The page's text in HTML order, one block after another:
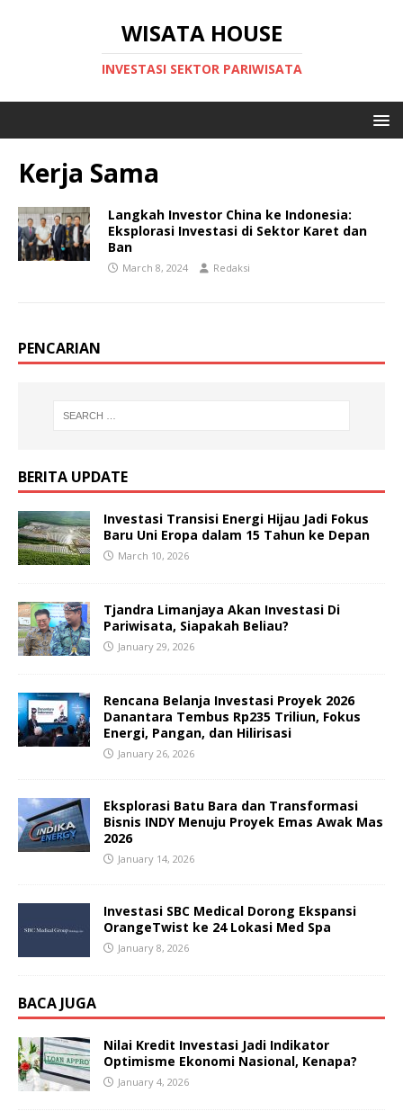
WISATA HOUSE
INVESTASI SEKTOR PARIWISATA
Kerja Sama
Langkah Investor China ke Indonesia:
Eksplorasi Investasi di Sektor Karet dan
Ban
March 8, 2024 Redaksi
PENCARIAN
BERITA UPDATE
Investasi Transisi Energi Hijau Jadi Fokus
Baru Uni Eropa dalam 15 Tahun ke Depan
March 10, 2026
Tjandra Limanjaya Akan Investasi Di
Pariwisata, Siapakah Beliau?
January 29, 2026
Rencana Belanja Investasi Proyek 2026
Danantara Tembus Rp235 Triliun, Fokus
Energi, Pangan, dan Hilirisasi
January 26, 2026
Eksplorasi Batu Bara dan Transformasi
Bisnis INDY Menuju Proyek Emas Awak Mas
2026
January 14, 2026
Investasi SBC Medical Dorong Ekspansi
OrangeTwist ke 24 Lokasi Med Spa
January 8, 2026
BACA JUGA
Nilai Kredit Investasi Jadi Indikator
Optimisme Ekonomi Nasional, Kenapa?
January 4, 2026